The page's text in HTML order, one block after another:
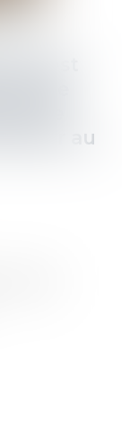
n’est
de
au
grande